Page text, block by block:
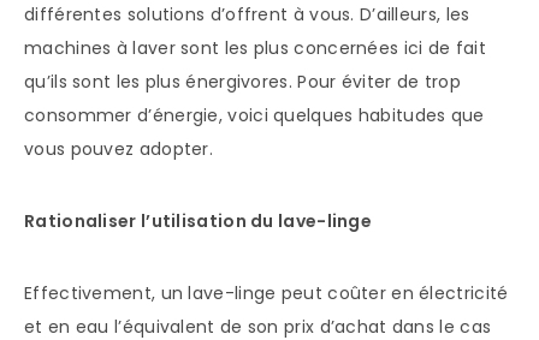
différentes solutions d’offrent à vous. D’ailleurs, les
machines à laver sont les plus concernées ici de fait
qu’ils sont les plus énergivores. Pour éviter de trop
consommer d’énergie, voici quelques habitudes que
vous pouvez adopter.
Rationaliser l’utilisation du lave-linge
Effectivement, un lave-linge peut coûter en électricité
et en eau l’équivalent de son prix d’achat dans le cas